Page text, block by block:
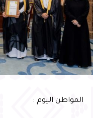
محفزة للإبداع والتميز،
الحكومية في إنجاح
القطاع غير الربحي
ركيزة أساسية لتعظيم
المجتمعية، وتمكين
مستقبل الوطن
بها المحافظة في
المواطن اليوم :